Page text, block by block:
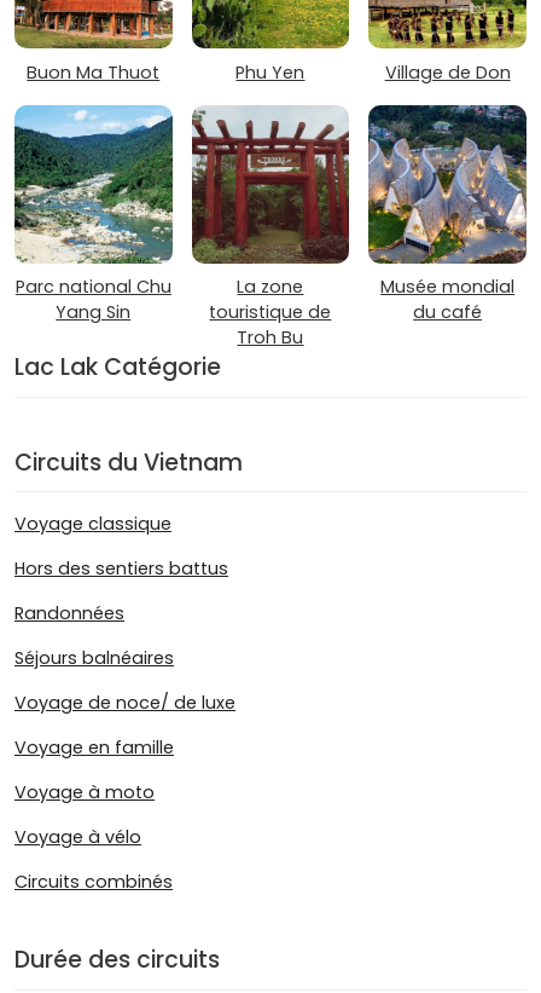
Buon Ma Thuot Phu Yen Village de Don
Parc national Chu
Yang Sin
La zone
touristique de
Troh Bu
Musée mondial
du café
Lac Lak Catégorie
Circuits du Vietnam
Voyage classique
Hors des sentiers battus
Randonnées
Séjours balnéaires
Voyage de noce/ de luxe
Voyage en famille
Voyage à moto
Voyage à vélo
Circuits combinés
Durée des circuits